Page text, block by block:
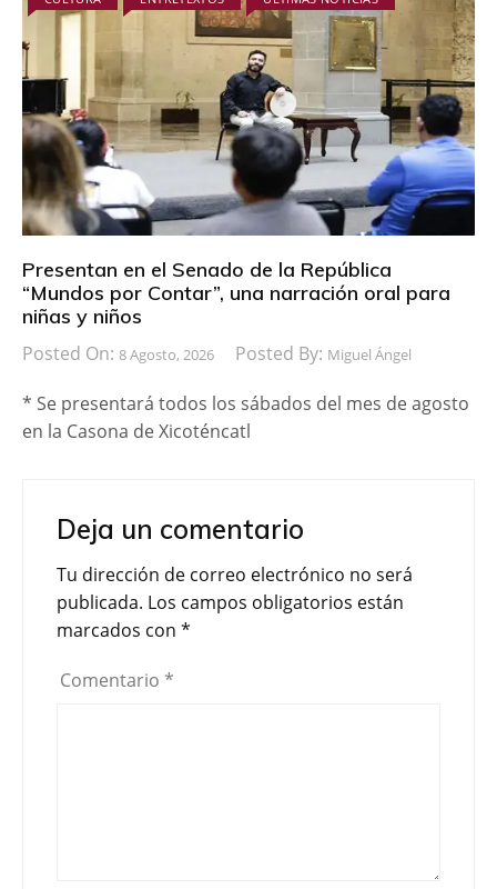
Presentan en el Senado de la República
“Mundos por Contar”, una narración oral para
niñas y niños
Posted On: 8 Agosto, 2026 Posted By: Miguel Ángel
* Se presentará todos los sábados del mes de agosto
en la Casona de Xicoténcatl
Deja un comentario
Tu dirección de correo electrónico no será
publicada. Los campos obligatorios están
marcados con *
Comentario *